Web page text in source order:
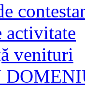
activitate
venituri